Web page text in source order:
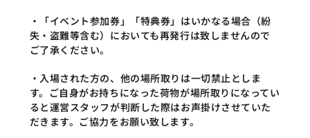
・「イベント参加券」「特典券」はいかなる場合（紛
失・盗難等含む）においても再発行は致しませんので
ご了承ください。
・入場された方の、他の場所取りは一切禁止としま
す。ご自身がお持ちになった荷物が場所取りになってい
ると運営スタッフが判断した際はお声掛けさせていた
だきます。ご協力をお願い致します。